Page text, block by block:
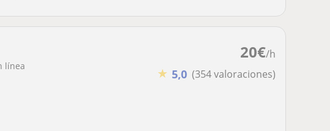
20€/h
★ 5,0 (354 valoraciones)
línea